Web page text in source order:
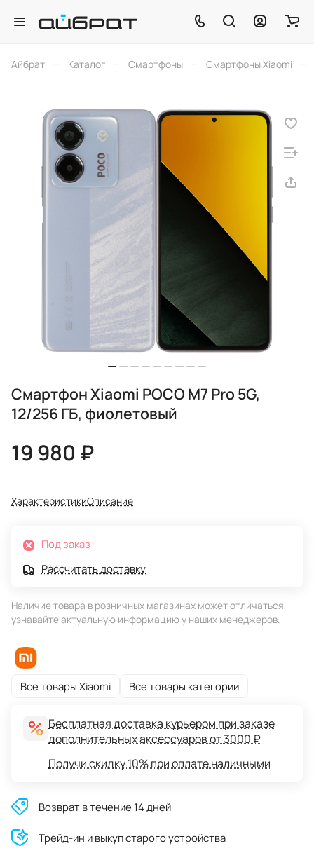
Айбрат – Каталог – Смартфоны – Смартфоны Xiaomi –
Смартфон Xiaomi POCO M7 Pro 5G,
12/256 ГБ, фиолетовый
19 980 ₽
ХарактеристикиОписание
Под заказ
Рассчитать доставку
Наличие товара в розничных магазинах может отличаться,
узнавайте актуальную информацию у наших менеджеров.
Все товары Xiaomi Все товары категории
Бесплатная доставка курьером при заказе
дополнительных аксессуаров от 3000 ₽
Получи скидку 10% при оплате наличными
Возврат в течение 14 дней
Трейд-ин и выкуп старого устройства